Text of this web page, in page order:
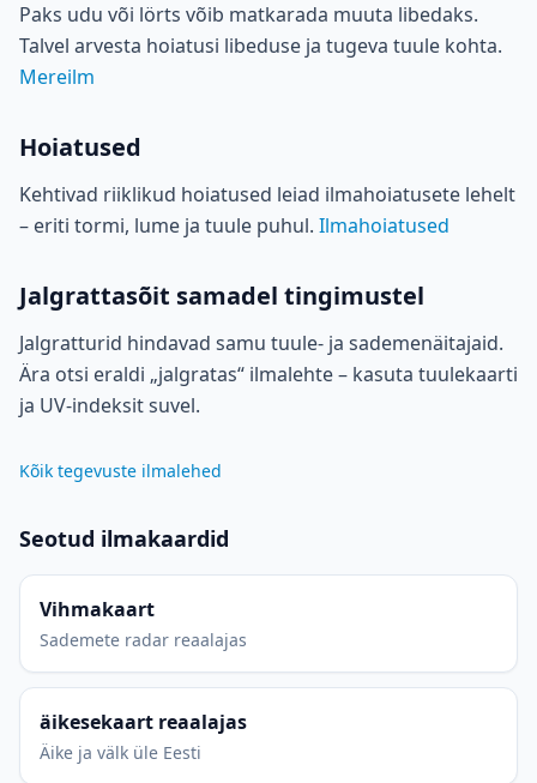
Paks udu või lörts võib matkarada muuta libedaks.
Talvel arvesta hoiatusi libeduse ja tugeva tuule kohta.
Mereilm
Hoiatused
Kehtivad riiklikud hoiatused leiad ilmahoiatusete lehelt
– eriti tormi, lume ja tuule puhul. Ilmahoiatused
Jalgrattasõit samadel tingimustel
Jalgratturid hindavad samu tuule- ja sademenäitajaid.
Ära otsi eraldi „jalgratas“ ilmalehte – kasuta tuulekaarti
ja UV-indeksit suvel.
Kõik tegevuste ilmalehed
Seotud ilmakaardid
Vihmakaart
Sademete radar reaalajas
äikesekaart reaalajas
Äike ja välk üle Eesti